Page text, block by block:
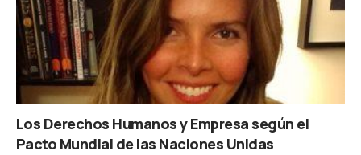
Los Derechos Humanos y Empresa según el
Pacto Mundial de las Naciones Unidas